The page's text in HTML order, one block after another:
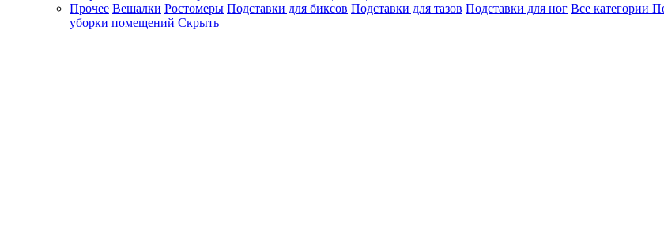
Прочее Вешалки Ростомеры Подставки для биксов Подставки для тазов Подставки для ног Все категории
уборки помещений Скрыть